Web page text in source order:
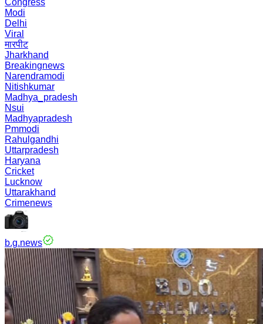
Congress
Modi
Delhi
Viral
मारपीट
Jharkhand
Breakingnews
Narendramodi
Nitishkumar
Madhya_pradesh
Nsui
Madhyapradesh
Pmmodi
Rahulgandhi
Uttarpradesh
Haryana
Cricket
Lucknow
Uttarakhand
Crimenews
b.g.news